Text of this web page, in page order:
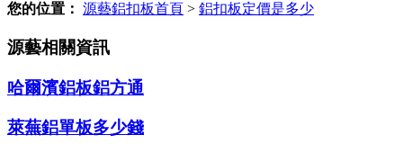
您的位置： 源藝鋁扣板首頁 > 鋁扣板定價是多少
源藝相關資訊
哈爾濱鋁板鋁方通
萊蕪鋁單板多少錢